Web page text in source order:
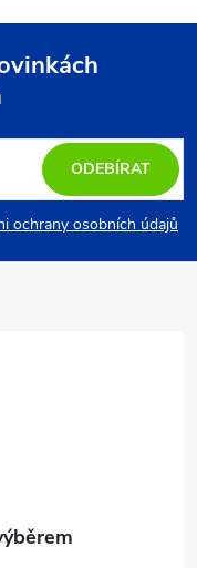
ochrany osobních údajů
ODEBÍRAT